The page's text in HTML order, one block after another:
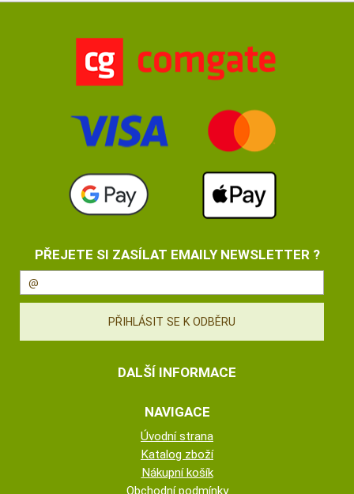
PŘEJETE SI ZASÍLAT EMAILY NEWSLETTER ?
DALŠÍ INFORMACE
NAVIGACE
Úvodní strana
Katalog zboží
Nákupní košík
Obchodní podmínky